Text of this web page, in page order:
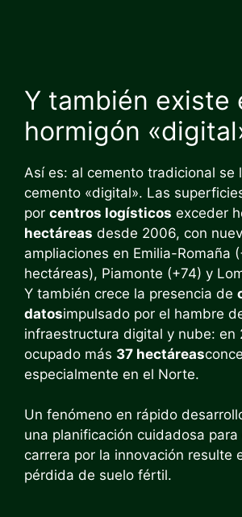
Y también existe
hormigón
Así es: al cemento tradicional se
cemento «digital». Las
por centros logísticos exceder
hectáreas desde 2006, con
ampliaciones en Emilia-Romaña
hectáreas), Piamonte (+74) y
Y también crece la presencia de
datosimpulsado por el hambre
infraestructura digital y nube: en
ocupado más 37 hectáreas
especialmente en el Norte.
Un fenómeno en rápido
una planificación cuidadosa
carrera por la innovación resulte
pérdida de suelo fértil.